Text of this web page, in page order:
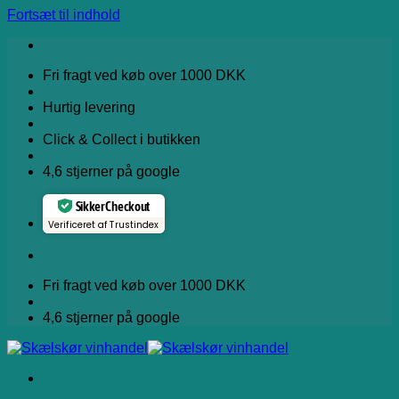
Fortsæt til indhold
Fri fragt ved køb over 1000 DKK
Hurtig levering
Click & Collect i butikken
4,6 stjerner på google
Sikker Checkout
Verificeret af Trustindex
Fri fragt ved køb over 1000 DKK
4,6 stjerner på google